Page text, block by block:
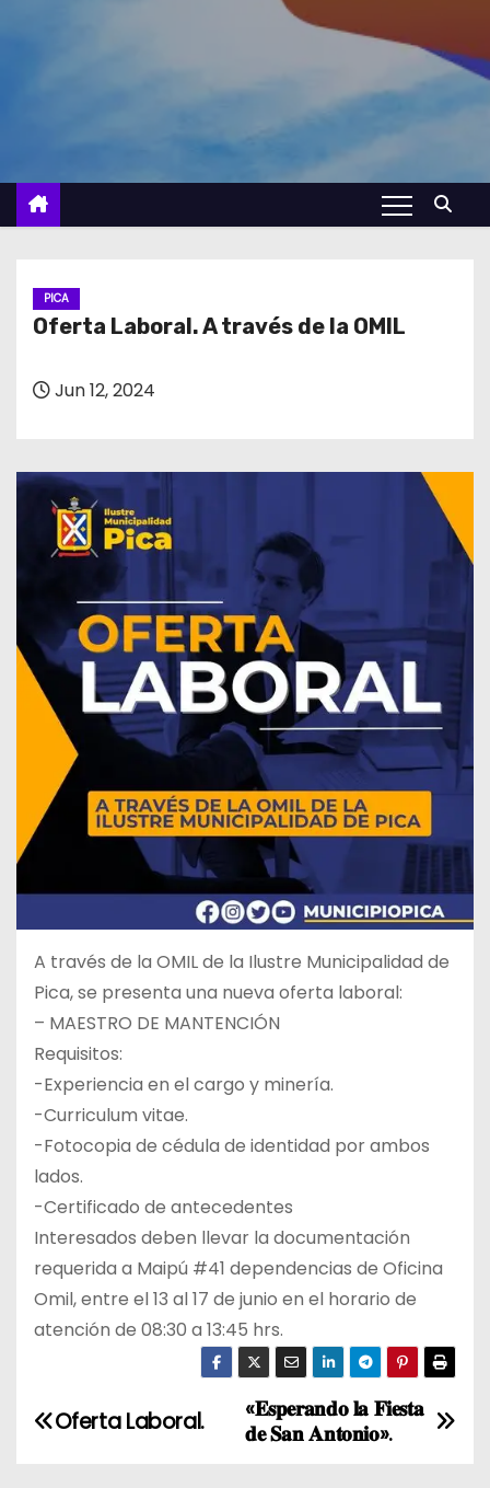
PICA
Oferta Laboral. A través de la OMIL
Jun 12, 2024
A través de la OMIL de la Ilustre Municipalidad de
Pica, se presenta una nueva oferta laboral:
– MAESTRO DE MANTENCIÓN
Requisitos:
-Experiencia en el cargo y minería.
-Curriculum vitae.
-Fotocopia de cédula de identidad por ambos
lados.
-Certificado de antecedentes
Interesados deben llevar la documentación
requerida a Maipú #41 dependencias de Oficina
Omil, entre el 13 al 17 de junio en el horario de
atención de 08:30 a 13:45 hrs.
N
«𝐄𝐬𝐩𝐞𝐫𝐚𝐧𝐝𝐨 𝐥𝐚 𝐅𝐢𝐞𝐬𝐭𝐚
𝐝𝐞 𝐒𝐚𝐧 𝐀𝐧𝐭𝐨𝐧𝐢𝐨».
Oferta Laboral.